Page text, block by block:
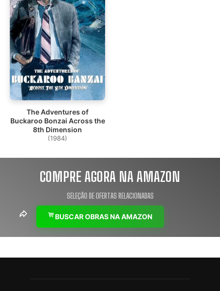
The Adventures of
Buckaroo Bonzai Across the
8th Dimension
(1984)
COMPRE AGORA NA AMAZON
SELEÇÃO DE OFERTAS RELACIONADAS
BUSCAR OBRAS NA AMAZON